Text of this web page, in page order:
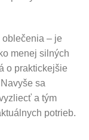
– je
menej silných
o praktickejšie
sa
a tým
potrieb.